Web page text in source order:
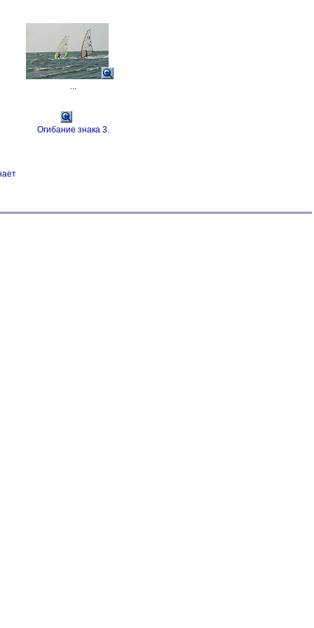
...
Огибание знака 3.